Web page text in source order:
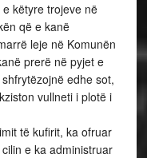
këtyre trojeve në
që e kanë
leje në Komunën
prerë në pyjet e
edhe sot,
vullneti i plotë i
të kufirit, ka ofruar
e ka administruar